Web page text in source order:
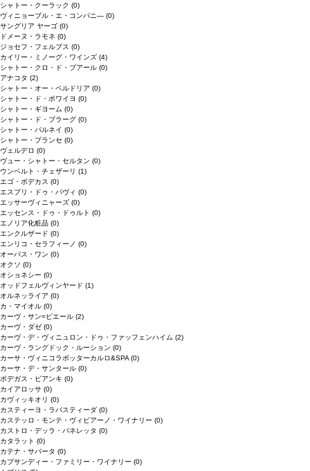
シャトー・クーラック (0)
ヴィニョーブル・エ・コンパニ― (0)
サングリア ヤーゴ (0)
ドメーヌ・ラモネ (0)
ジョセフ・フェルプス (0)
カイリー・ミノーグ・ワインズ (4)
シャトー・クロ・ド・ブアール (0)
アナコタ (2)
シャトー・オー・ペルドリア (0)
シャトー・ド・ボワイヨ (0)
シャトー・ギヨーム (0)
シャトー・ド・ブラーグ (0)
シャトー・パルネイ (0)
シャトー・プランセ (0)
ヴェルデロ (0)
ヴュー・シャトー・セルタン (0)
ウンベルト・チェザーリ (1)
エゴ・ボデカス (0)
エスプリ・ドゥ・パヴィ (0)
エッサーヴィニャーズ (0)
エッセンス・ドゥ・ドゥルト (0)
エノリア化粧品 (0)
エンクルザード (0)
エンリコ・セラフィーノ (0)
オーパス・ワン (0)
オクソ (0)
オショネシー (0)
オッドフェルヴィンヤード (1)
オルネッライア (0)
カ・マイオル (0)
カーヴ・サン=ピエール (2)
カーヴ・ダゼ (0)
カーヴ・デ・ヴィニュロン・ドゥ・ファッフェンハイム (2)
カーヴ・ラングドック・ルーション (0)
カーサ・ヴィニコラボッターカルロ&SPA (0)
カーサ・デ・サンタール (0)
ボデガス・ビアンキ (0)
カイアロッサ (0)
カヴィッキオリ (0)
カスティーヨ・ラバスティーダ (0)
カステッロ・モンテ・ヴィビアーノ・ワイナリー (0)
カストロ・デッラ・パネレッタ (0)
カタラット (0)
カテナ・サパータ (0)
カプサンディー・ファミリー・ワイナリー (0)